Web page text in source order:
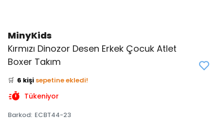
MinyKids
Kırmızı Dinozor Desen Erkek Çocuk Atlet
Boxer Takım
👀 Şu an4 kişi
🛒 6 kişi sepetine ekledi!
✅ Bugün 3 adet
Tükeniyor
Barkod: ECBT44-23